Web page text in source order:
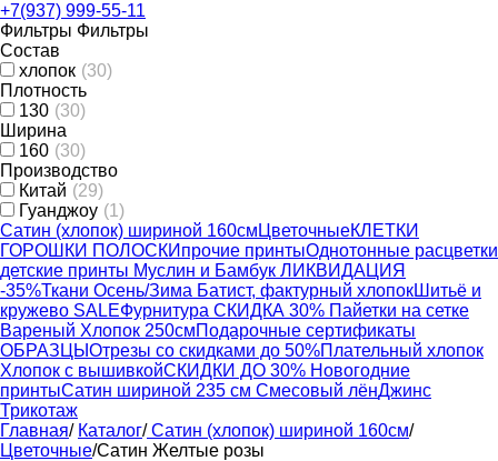
+7(937) 999-55-11
Фильтры Фильтры
Состав
хлопок (30)
Плотность
130 (30)
Ширина
160 (30)
Производство
Китай (29)
Гуанджоу (1)
Сатин (хлопок) шириной 160см ЦветочныеКЛЕТКИ
ГОРОШКИ ПОЛОСКИ прочие принтыОднотонные расцветки
детские принты Муслин и Бамбук ЛИКВИДАЦИЯ
-35%Ткани Осень/Зима Батист, фактурный хлопокШитьё и
кружево SALEФурнитура СКИДКА 30% Пайетки на сетке
Вареный Хлопок 250смПодарочные сертификаты
ОБРАЗЦЫ Отрезы со скидками до 50%Плательный хлопок
Хлопок с вышивкойСКИДКИ ДО 30% Новогодние
принтыСатин шириной 235 см Смесовый лёнДжинс
Трикотаж
Главная/ Каталог/Сатин (хлопок) шириной 160см/
Цветочные/Сатин Желтые розы